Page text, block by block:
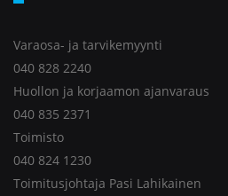
Varaosa- ja tarvikemyynti
040 828 2240
Huollon ja korjaamon ajanvaraus
040 835 2371
Toimisto
040 824 1230
Toimitusjohtaja Pasi Lahikainen